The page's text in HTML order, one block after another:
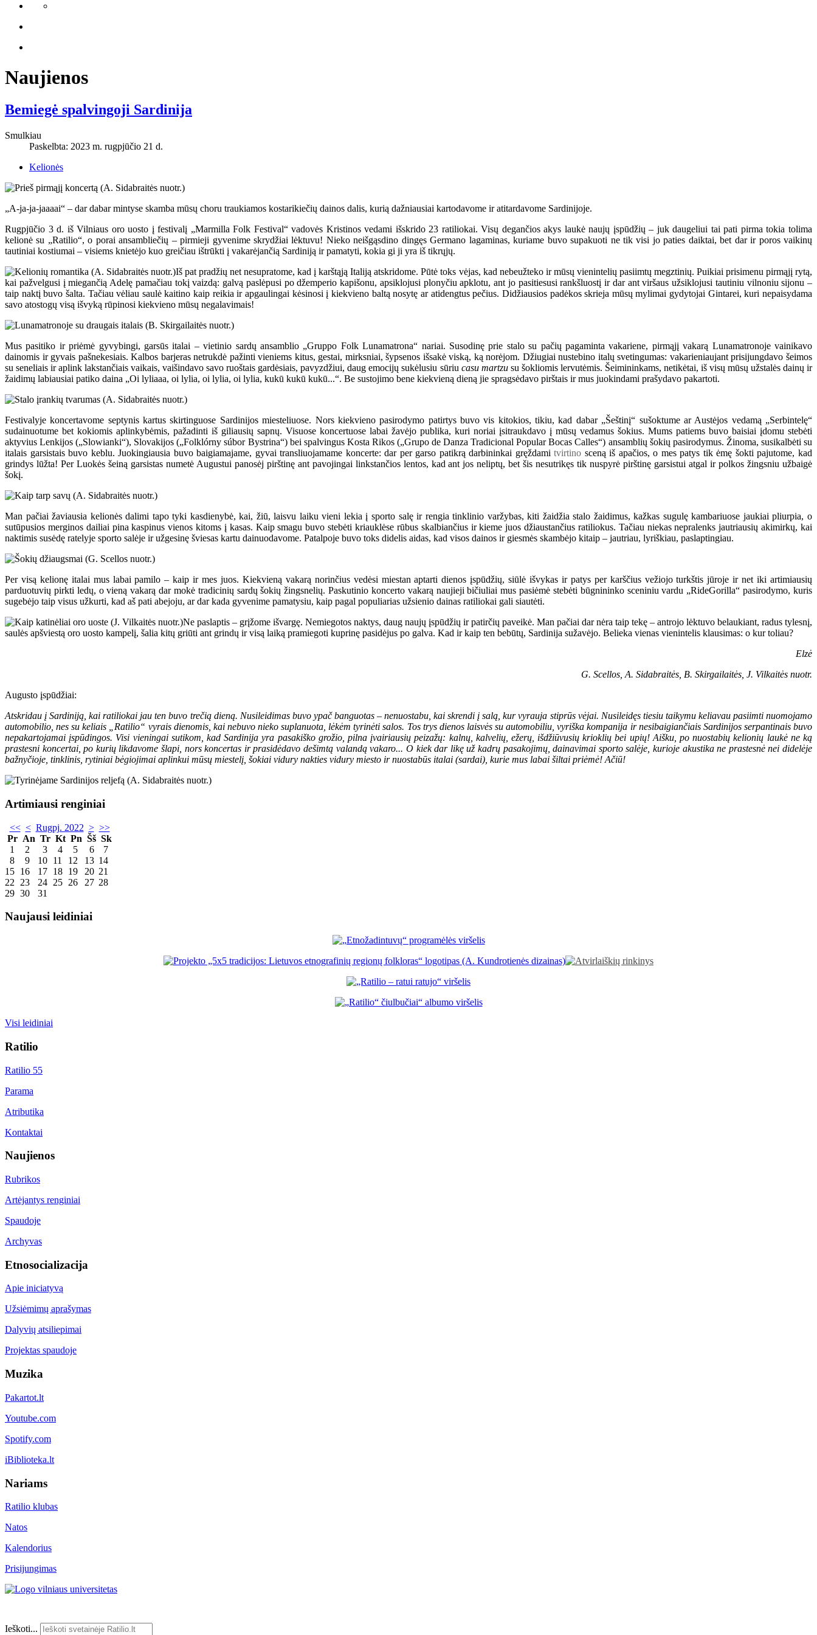
Naujienos
Bemiegė spalvingoji Sardinija
Smulkiau
Paskelbta: 2023 m. rugpjūčio 21 d.
Kelionės
„A-ja-ja-jaaaai“ – dar dabar mintyse skamba mūsų choru traukiamos kostarikiečių dainos dalis, kurią dažniausiai kartodavome ir atitardavome Sardinijoje.
Rugpjūčio 3 d. iš Vilniaus oro uosto į festivalį „Marmilla Folk Festival“ vadovės Kristinos vedami išskrido 23 ratiliokai. Visų degančios akys laukė naujų įspūdžių – juk daugeliui tai pati pirma tokia tolima
kelionė su „Ratilio“, o porai ansambliečių – pirmieji gyvenime skrydžiai lėktuvu! Nieko neišgąsdino dingęs Germano lagaminas, kuriame buvo supakuoti ne tik visi jo paties daiktai, bet dar ir poros vaikinų
tautiniai kostiumai – visiems knietėjo kuo greičiau ištrūkti į vakarėjančią Sardiniją ir pamatyti, kokia gi ji yra iš tikrųjų.
Iš pat pradžių net nesupratome, kad į karštąją Italiją atskridome. Pūtė toks vėjas, kad nebeužteko ir mūsų vienintelių pasiimtų megztinių. Puikiai prisimenu pirmąjį rytą,
kai pažvelgusi į miegančią Adelę pamačiau tokį vaizdą: galvą paslėpusi po džemperio kapišonu, apsiklojusi plonyčiu apklotu, ant jo pasitiesusi rankšluostį ir dar ant viršaus užsiklojusi tautiniu vilnoniu sijonu –
taip naktį buvo šalta. Tačiau vėliau saulė kaitino kaip reikia ir apgaulingai kėsinosi į kiekvieno baltą nosytę ar atidengtus pečius. Didžiausios padėkos skrieja mūsų mylimai gydytojai Gintarei, kuri nepaisydama
savo atostogų visą išvyką rūpinosi kiekvieno mūsų negalavimais!
Mus pasitiko ir priėmė gyvybingi, garsūs italai – vietinio sardų ansamblio „Gruppo Folk Lunamatrona“ nariai. Susodinę prie stalo su pačių pagaminta vakariene, pirmąjį vakarą Lunamatronoje vainikavo
dainomis ir gyvais pašnekesiais. Kalbos barjeras netrukdė pažinti vieniems kitus, gestai, mirksniai, šypsenos išsakė viską, ką norėjom. Džiugiai nustebino italų svetingumas: vakarieniaujant prisijungdavo šeimos
su seneliais ir aplink lakstančiais vaikais, vaišindavo savo ruoštais gardėsiais, pavyzdžiui, daug emocijų sukėlusiu sūriu casu martzusu šokliomis lervutėmis. Šeimininkams, netikėtai, iš visų mūsų užstalės dainų ir
žaidimų labiausiai patiko daina „Oi lyliaaa, oi lylia, oi lylia, oi lylia, kukū kukū kukū...“. Be sustojimo bene kiekvieną dieną jie spragsėdavo pirštais ir mus juokindami prašydavo pakartoti.
Festivalyje koncertavome septynis kartus skirtinguose Sardinijos miesteliuose. Nors kiekvieno pasirodymo patirtys buvo vis kitokios, tikiu, kad dabar „Šeštinį“ sušoktume ar Austėjos vedamą „Serbintelę“
sudainuotume bet kokiomis aplinkybėmis, pažadinti iš giliausių sapnų. Visuose koncertuose labai žavėjo publika, kuri noriai įsitraukdavo į mūsų vedamus šokius. Mums patiems buvo baisiai įdomu stebėti
aktyvius Lenkijos („Slowianki“), Slovakijos („Folklórny súbor Bystrina“) bei spalvingus Kosta Rikos („Grupo de Danza Tradicional Popular Bocas Calles“) ansamblių šokių pasirodymus. Žinoma, susikalbėti su
italais garsistais buvo keblu. Juokingiausia buvo baigiamajame, gyvai transliuojamame koncerte: dar per garso patikrą darbininkai gręždamitvirtino sceną iš apačios, o mes patys tik ėmę šokti pajutome, kad
grindys lūžta! Per Luokės šeiną garsistas numetė Augustui panosėj pirštinę ant pavojingai linkstančios lentos, kad ant jos neliptų, bet šis nesutrikęs tik nuspyrė pirštinę garsistui atgal ir polkos žingsniu užbaigė
šokį.
Man pačiai žaviausia kelionės dalimi tapo tyki kasdienybė, kai, žiū, laisvu laiku vieni lekia į sporto salę ir rengia tinklinio varžybas, kiti žaidžia stalo žaidimus, kažkas sugulę kambariuose jaukiai pliurpia, o
sutūpusios merginos dailiai pina kaspinus vienos kitoms į kasas. Kaip smagu buvo stebėti kriauklėse rūbus skalbiančius ir kieme juos džiaustančius ratiliokus. Tačiau niekas nepralenks jautriausių akimirkų, kai
naktimis susėdę ratelyje sporto salėje ir užgesinę šviesas kartu dainuodavome. Patalpoje buvo toks didelis aidas, kad visos dainos ir giesmės skambėjo kitaip – jautriau, lyriškiau, paslaptingiau.
Per visą kelionę italai mus labai pamilo – kaip ir mes juos. Kiekvieną vakarą norinčius vedėsi miestan aptarti dienos įspūdžių, siūlė išvykas ir patys per karščius vežiojo turkštis jūroje ir net iki artimiausių
parduotuvių pirkti ledų, o vieną vakarą dar mokė tradicinių sardų šokių žingsnelių. Paskutinio koncerto vakarą naujieji bičiuliai mus pasiėmė stebėti būgnininko sceniniu vardu „RideGorilla“ pasirodymo, kuris
sugebėjo taip visus užkurti, kad aš pati abejoju, ar dar kada gyvenime pamatysiu, kaip pagal populiarias užsienio dainas ratiliokai gali siautėti.
Ne paslaptis – grįžome išvargę. Nemiegotos naktys, daug naujų įspūdžių ir patirčių paveikė. Man pačiai dar nėra taip tekę – antrojo lėktuvo belaukiant, radus tylesnį,
saulės apšviestą oro uosto kampelį, šalia kitų griūti ant grindų ir visą laiką pramiegoti kuprinę pasidėjus po galva. Kad ir kaip ten bebūtų, Sardinija sužavėjo. Belieka vienas vienintelis klausimas: o kur toliau?
Elzė
G. Scellos, A. Sidabraitės, B. Skirgailaitės, J. Vilkaitės nuotr.
Augusto įspūdžiai:
Atskridau į Sardiniją, kai ratiliokai jau ten buvo trečią dieną. Nusileidimas buvo ypač banguotas – nenuostabu, kai skrendi į salą, kur vyrauja stiprūs vėjai. Nusileidęs tiesiu taikymu keliavau pasiimti nuomojamo
automobilio, nes su keliais „Ratilio“ vyrais dienomis, kai nebuvo nieko suplanuota, lėkėm tyrinėti salos. Tos trys dienos laisvės su automobiliu, vyriška kompanija ir nesibaigiančiais Sardinijos serpantinais buvo
nepakartojamai įspūdingos. Visi vieningai sutikom, kad Sardinija yra pasakiško grožio, pilna įvairiausių peizažų: kalnų, kalvelių, ežerų, išdžiūvusių krioklių bei upių! Aišku, po nuostabių kelionių laukė ne ką
prastesni koncertai, po kurių likdavome šlapi, nors koncertas ir prasidėdavo dešimtą valandą vakaro... O kiek dar likę už kadrų pasakojimų, dainavimai sporto salėje, kurioje akustika ne prastesnė nei didelėje
bažnyčioje, tinklinis, rytiniai bėgiojimai aplinkui mūsų miestelį, šokiai vidury nakties vidury miesto ir nuostabūs italai (sardai), kurie mus labai šiltai priėmė! Ačiū!
Artimiausi renginiai
<< < Rugpj. 2022 > >>
Pr An Tr Kt Pn Šš Sk
1
2 3 4 5 6
7
8
9 10 11 12 13 14
15 16 17 18 19 20 21
22
23 24 25 26 27 28
29 30 31
Naujausi leidiniai
Visi leidiniai
Ratilio
Ratilio 55
Parama
Atributika
Kontaktai
Naujienos
Rubrikos
Artėjantys renginiai
Spaudoje
Archyvas
Etnosocializacija
Apie iniciatyvą
Užsiėmimų aprašymas
Dalyvių atsiliepimai
Projektas spaudoje
Muzika
Pakartot.lt
Youtube.com
Spotify.com
iBiblioteka.lt
Nariams
Ratilio klubas
Natos
Kalendorius
Prisijungimas
Ieškoti...